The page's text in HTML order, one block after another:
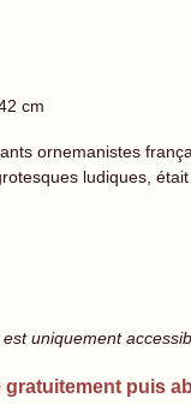
cm
ornemanistes
ludiques,
uniquement
gratuitement puis